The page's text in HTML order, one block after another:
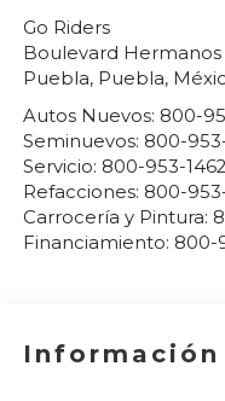
Go Riders
Boulevard Hermanos
Puebla, Puebla,
Autos Nuevos: 800-
Seminuevos: 800-
Servicio: 800-953-1462
Refacciones: 800-
Carrocería y Pintura:
Financiamiento: 800-